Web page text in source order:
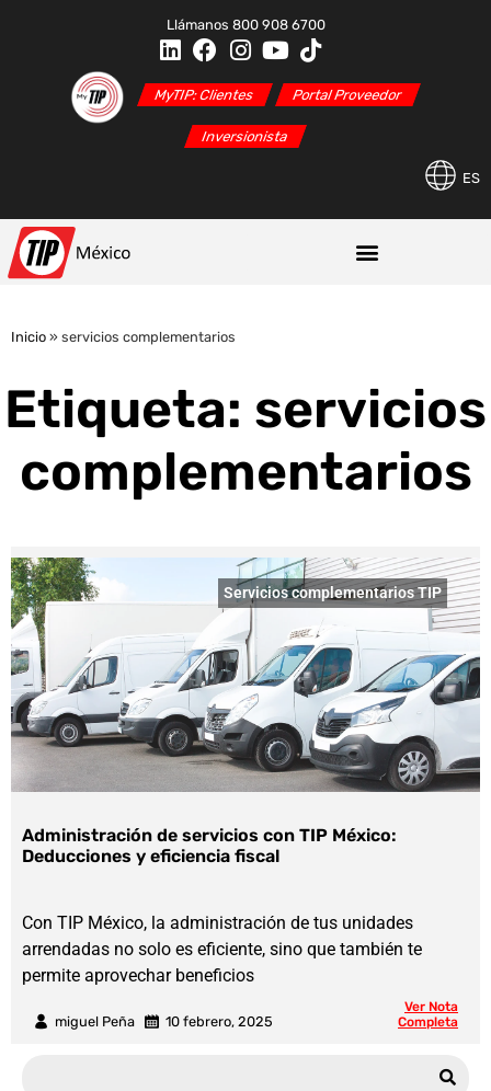
Llámanos 800 908 6700
MyTIP: Clientes Portal Proveedor
Inversionista
ES
Inicio » servicios complementarios
Etiqueta: servicios
complementarios
Administración de servicios con TIP México:
Deducciones y eficiencia fiscal
miguel Peña 10 febrero, 2025
Servicios complementarios TIP
Con TIP México, la administración de tus unidades
arrendadas no solo es eficiente, sino que también te
permite aprovechar beneficios
Ver Nota
Completa